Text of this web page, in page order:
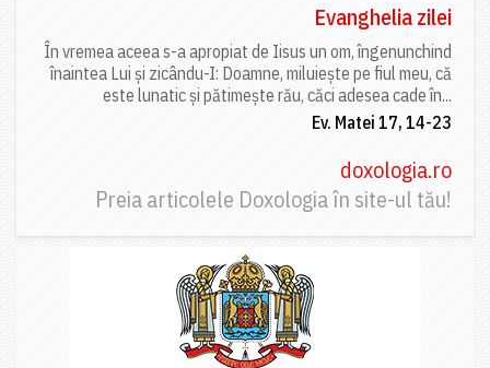
Evanghelia zilei
În vremea aceea s-a apropiat de Iisus un om, îngenunchind
înaintea Lui și zicându-I: Doamne, miluiește pe fiul meu, că
este lunatic și pătimește rău, căci adesea cade în...
Ev. Matei 17, 14-23
doxologia.ro
Preia articolele Doxologia în site-ul tău!